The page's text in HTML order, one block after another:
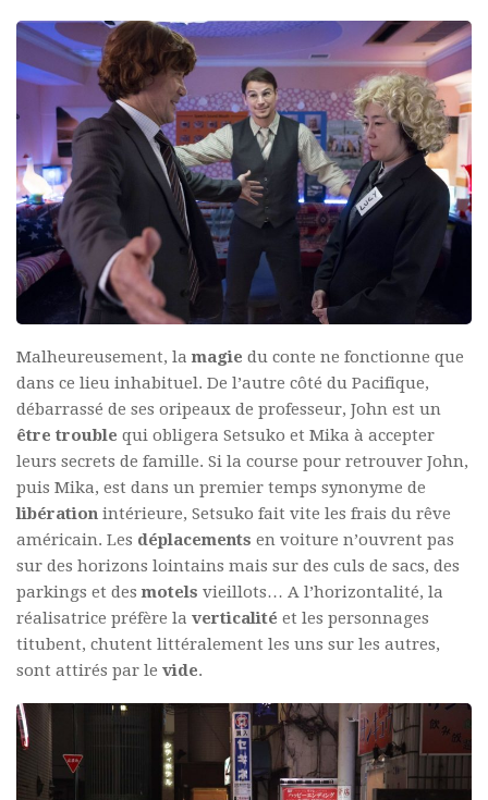
Malheureusement, lamagie du conte ne fonctionne que
dans ce lieu inhabituel. De l’autre côté du Pacifique,
débarrassé de ses oripeaux de professeur, John est un
être trouble qui obligera Setsuko et Mika à accepter
leurs secrets de famille. Si la course pour retrouver John,
puis Mika, est dans un premier temps synonyme de
libération intérieure, Setsuko fait vite les frais du rêve
américain. Les déplacements en voiture n’ouvrent pas
sur des horizons lointains mais sur des culs de sacs, des
parkings et desmotels vieillots… A l’horizontalité, la
réalisatrice préfère la verticalité et les personnages
titubent, chutent littéralement les uns sur les autres,
sont attirés par le vide.